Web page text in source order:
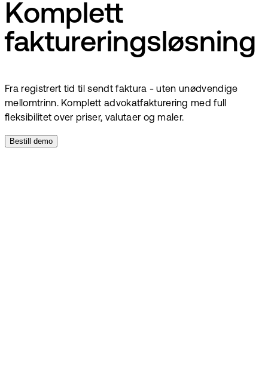
Komplett
faktureringsløsning
Fra registrert tid til sendt faktura - uten unødvendige
mellomtrinn. Komplett advokatfakturering med full
fleksibilitet over priser, valutaer og maler.
Bestill demo